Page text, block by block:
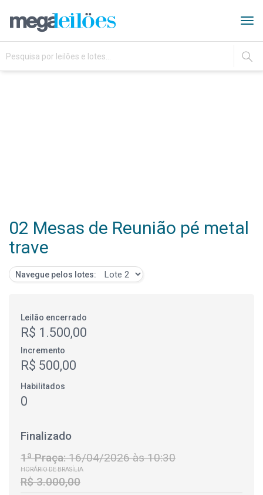
IR
02 Mesas de Reunião pé metal
trave
Navegue pelos lotes:
Leilão encerrado
R$ 1.500,00
Incremento
R$ 500,00
Habilitados
0
Finalizado
1ª Praça:16/04/2026 às 10:30
HORÁRIO DE BRASÍLIA
R$ 3.000,00